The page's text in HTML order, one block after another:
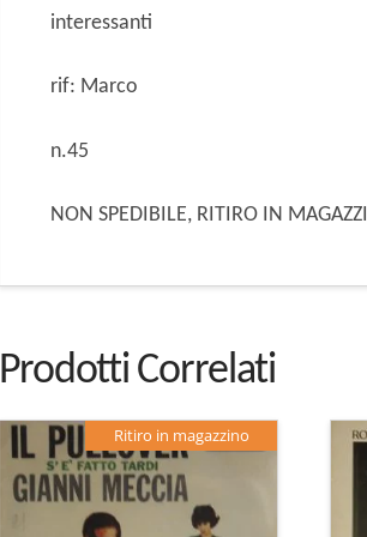
interessanti
rif: Marco
n.45
NON SPEDIBILE, RITIRO IN
Prodotti Correlati
Ritiro in magazzino